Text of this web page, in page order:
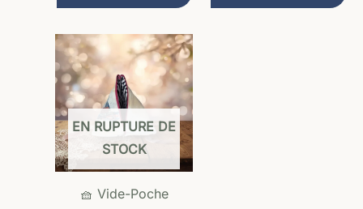
EN RUPTURE DE
STOCK
🧺 Vide-Poche